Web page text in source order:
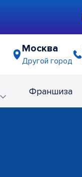
Москва
Другой город
Франшиза